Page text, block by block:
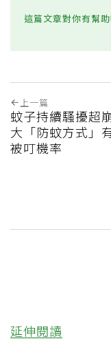
這篇文章對你有幫
上一篇
蚊子持續騷擾超
大「防蚊方式」
被叮機率
延伸閱讀